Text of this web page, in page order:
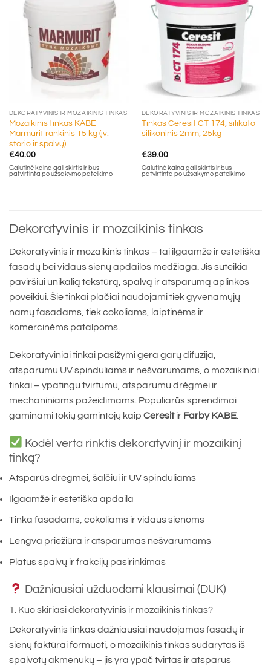
DEKORATYVINIS IR MOZAIKINIS TINKAS
Mozaikinis tinkas KABE
Marmurit rankinis 15 kg (įv.
storio ir spalvų)
€40.00
Galutinė kaina gali skirtis ir bus
patvirtinta po užsakymo pateikimo
DEKORATYVINIS IR MOZAIKINIS TINKAS
Tinkas Ceresit CT 174, silikato
silikoninis 2mm, 25kg
€39.00
Galutinė kaina gali skirtis ir bus
patvirtinta po užsakymo pateikimo
Dekoratyvinis ir mozaikinis tinkas
Dekoratyvinis ir mozaikinis tinkas – tai ilgaamžė ir estetiška
fasadų bei vidaus sienų apdailos medžiaga. Jis suteikia
paviršiui unikalią tekstūrą, spalvą ir atsparumą aplinkos
poveikiui. Šie tinkai plačiai naudojami tiek gyvenamųjų
namų fasadams, tiek cokoliams, laiptinėms ir
komercinėms patalpoms.
Dekoratyviniai tinkai pasižymi gera garų difuzija,
atsparumu UV spinduliams ir nešvarumams, o mozaikiniai
tinkai – ypatingu tvirtumu, atsparumu drėgmei ir
mechaniniams pažeidimams. Populiarūs sprendimai
gaminami tokių gamintojų kaip Ceresitir Farby KABE
Kodėl verta rinktis dekoratyvinį ir mozaikinį
tinką?
Atsparūs drėgmei, šalčiui ir UV spinduliams
Ilgaamžė ir estetiška apdaila
Tinka fasadams, cokoliams ir vidaus sienoms
Lengva priežiūra ir atsparumas nešvarumams
Platus spalvų ir frakcijų pasirinkimas
Dažniausiai užduodami klausimai (DUK)
1. Kuo skiriasi dekoratyvinis ir mozaikinis tinkas?
Dekoratyvinis tinkas dažniausiai naudojamas fasadų ir
sienų faktūrai formuoti, o mozaikinis tinkas sudarytas iš
spalvotų akmenukų – jis yra ypač tvirtas ir atsparus